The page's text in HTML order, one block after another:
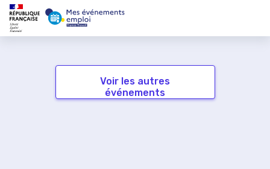
Voir les autres
événements